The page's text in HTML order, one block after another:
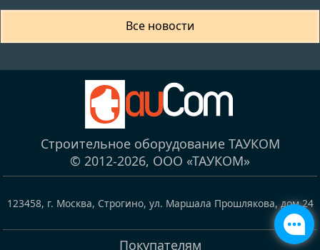
Все новости
Строительное оборудование ТАУКОМ
© 2012-2026, ООО «ТАУКОМ»
123458, г. Москва, Строгино, ул. Маршала Прошлякова, дом 24
Покупателям